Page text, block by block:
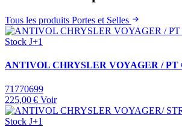
Tous les produits Portes et Selles
Stock J+1
ANTIVOL CHRYSLER VOYAGER / PT
71770699
225,00 € Voir
Stock J+1